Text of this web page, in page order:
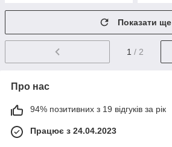
Показати ще
1 / 2
Про нас
94% позитивних з 19 відгуків за рік
Працює з 24.04.2023